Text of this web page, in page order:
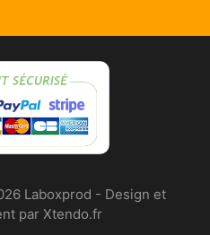
Laboxprod - Design et
par Xtendo.fr